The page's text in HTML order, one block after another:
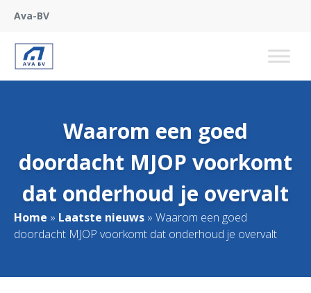
Ava-BV
Waarom een goed
doordacht MJOP voorkomt
dat onderhoud je overvalt
Home » Laatste nieuws » Waarom een goed
doordacht MJOP voorkomt dat onderhoud je overvalt